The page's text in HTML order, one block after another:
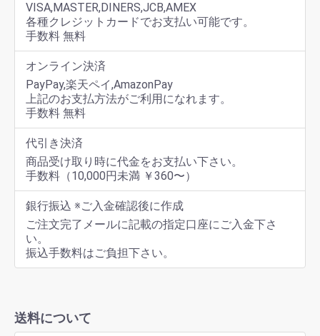
VISA,MASTER,DINERS,JCB,AMEX
各種クレジットカードでお支払い可能です。
手数料 無料
オンライン決済
PayPay,楽天ペイ,AmazonPay
上記のお支払方法がご利用になれます。
手数料 無料
代引き決済
商品受け取り時に代金をお支払い下さい。
手数料（10,000円未満 ￥360〜）
銀行振込 ※ご入金確認後に作成
ご注文完了メールに記載の指定口座にご入金下さ
い。
振込手数料はご負担下さい。
送料について